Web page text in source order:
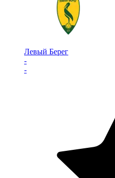
Левый Берег
-
-